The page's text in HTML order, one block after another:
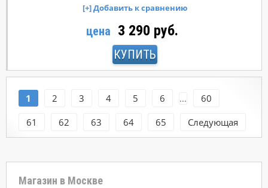
цена 3 290 руб.
КУПИТЬ
1 2 3 4 5 6 ...
60
61
62 63 64 65 Следующая
Магазин в Москве